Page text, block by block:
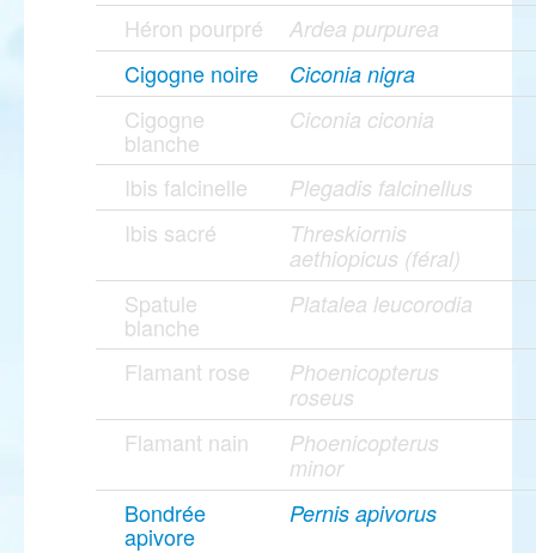
Héron pourpré Ardea purpurea
Cigogne noire Ciconia nigra
Cigogne
blanche
Ciconia ciconia
Ibis falcinelle Plegadis falcinellus
Ibis sacré
Threskiornis
aethiopicus (féral)
Spatule
blanche
Platalea leucorodia
Flamant rose
Phoenicopterus
roseus
Flamant nain
Phoenicopterus
minor
Bondrée
apivore
Pernis apivorus